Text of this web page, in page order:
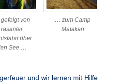
von
rasanter
über
See …
… zum Camp
Matakan
und wir lernen mit Hilfe